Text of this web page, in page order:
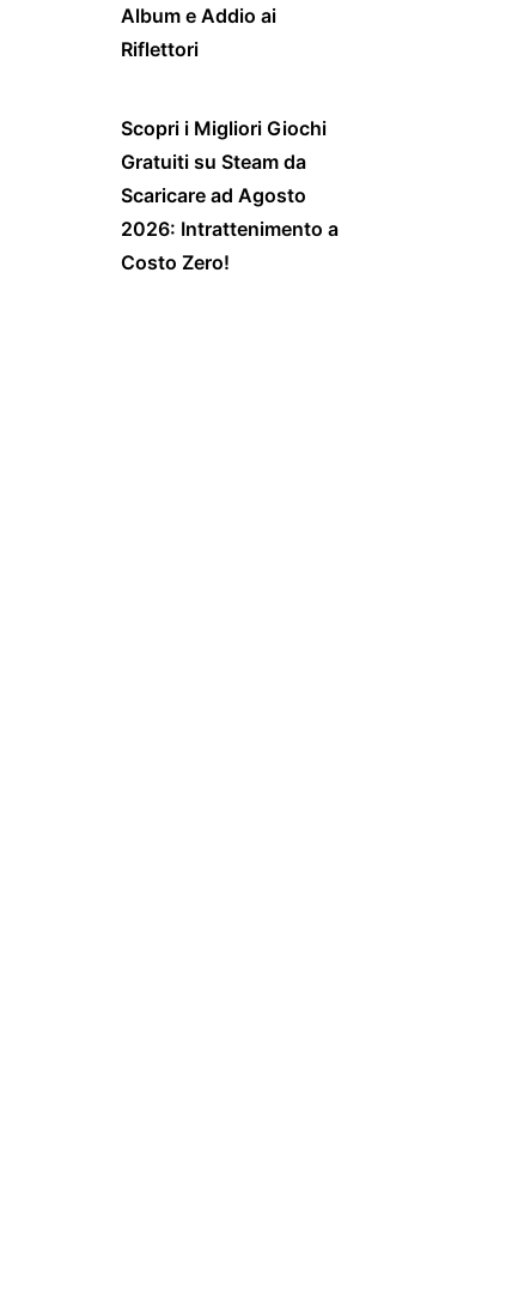
Album e Addio ai
Riflettori
Scopri i Migliori Giochi
Gratuiti su Steam da
Scaricare ad Agosto
2026: Intrattenimento a
Costo Zero!